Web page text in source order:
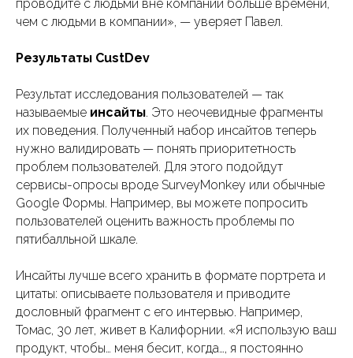
проводите с людьми вне компании больше времени,
чем с людьми в компании», — уверяет Павел.
Результаты CustDev
Результат исследования пользователей — так
называемые инсайты. Это неочевидные фрагменты
их поведения. Полученный набор инсайтов теперь
нужно валидировать — понять приоритетность
проблем пользователей. Для этого подойдут
сервисы-опросы вроде SurveyMonkey или обычные
Google Формы. Например, вы можете попросить
пользователей оценить важность проблемы по
пятибалльной шкале.
Инсайты лучше всего хранить в формате портрета и
цитаты: описываете пользователя и приводите
дословный фрагмент с его интервью. Например,
Томас, 30 лет, живет в Калифорнии. «Я использую ваш
продукт, чтобы… меня бесит, когда…, я постоянно